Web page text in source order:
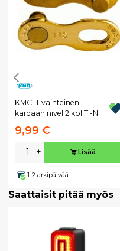
KMC 11-vaihteinen
kardaaninivel 2 kpl Ti-N
9,99 €
- + Lisää
1-2 arkipäivää
Saattaisit pitää myös